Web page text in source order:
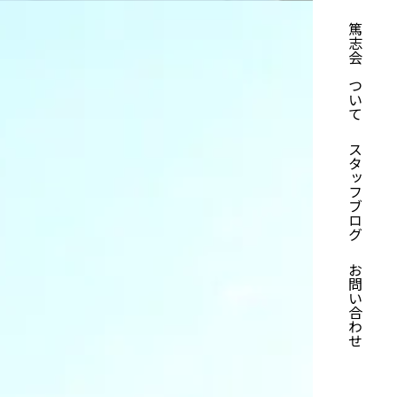
篤志会について
スタッフブログ
お問い合わせ